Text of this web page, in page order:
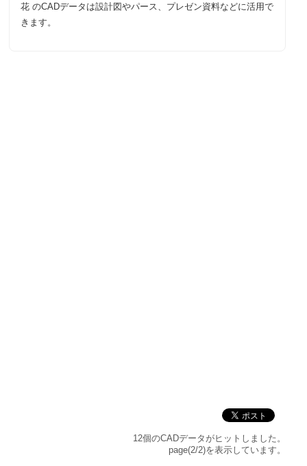
花 のCADデータは設計図やパース、プレゼン資料などに活用で
きます。
12個のCADデータがヒットしました。
page(2/2)を表示しています。